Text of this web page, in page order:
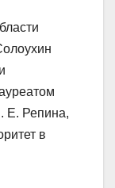
Е. Репина,
в